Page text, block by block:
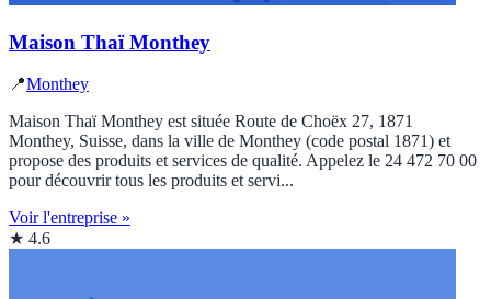
Maison Thaï Monthey
📍Monthey
Maison Thaï Monthey est située Route de Choëx 27, 1871
Monthey, Suisse, dans la ville de Monthey (code postal 1871) et
propose des produits et services de qualité. Appelez le 24 472 70 00
pour découvrir tous les produits et servi...
Voir l'entreprise »
★ 4.6